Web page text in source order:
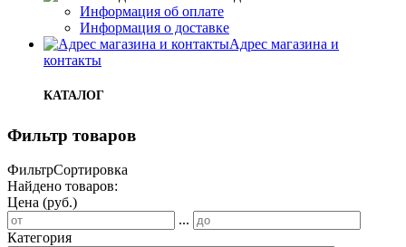
Информация об оплате
Информация о доставке
Адрес магазина и
контакты
КАТАЛОГ
Фильтр товаров
ФильтрСортировка
Найдено товаров:
Цена (руб.)
...
Категория